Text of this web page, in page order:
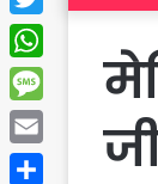
Twitter
WhatsApp
Message
Email